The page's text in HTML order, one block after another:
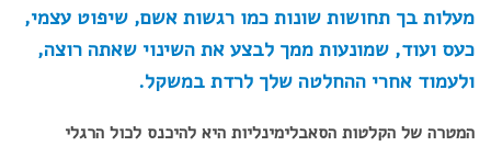
מעלות בך תחושות שונות כמו רגשות אשם, שיפוט עצמי,
כעס ועוד, שמונעות ממך לבצע את השינוי שאתה רוצה,
ולעמוד אחרי ההחלטה שלך לרדת במשקל.
המטרה של הקלטות הסאבלימינליות היא להיכנס לכול הרגלי